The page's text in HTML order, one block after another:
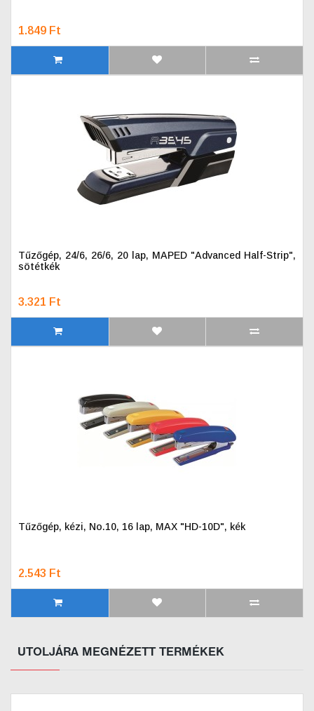
1.849 Ft
Tűzőgép, 24/6, 26/6, 20 lap, MAPED "Advanced Half-Strip",
sötétkék
3.321 Ft
Tűzőgép, kézi, No.10, 16 lap, MAX "HD-10D", kék
2.543 Ft
UTOLJÁRA MEGNÉZETT TERMÉKEK